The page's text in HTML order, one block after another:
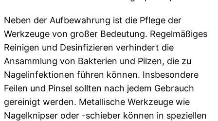
Neben der Aufbewahrung ist die Pflege der
Werkzeuge von großer Bedeutung. Regelmäßiges
Reinigen und Desinfizieren verhindert die
Ansammlung von Bakterien und Pilzen, die zu
Nagelinfektionen führen können. Insbesondere
Feilen und Pinsel sollten nach jedem Gebrauch
gereinigt werden. Metallische Werkzeuge wie
Nagelknipser oder -schieber können in speziellen